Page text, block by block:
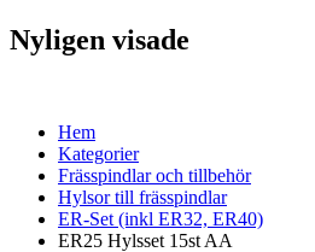
Nyligen visade
Hem
Kategorier
Frässpindlar och tillbehör
Hylsor till frässpindlar
ER-Set (inkl ER32, ER40)
ER25 Hylsset 15st AA